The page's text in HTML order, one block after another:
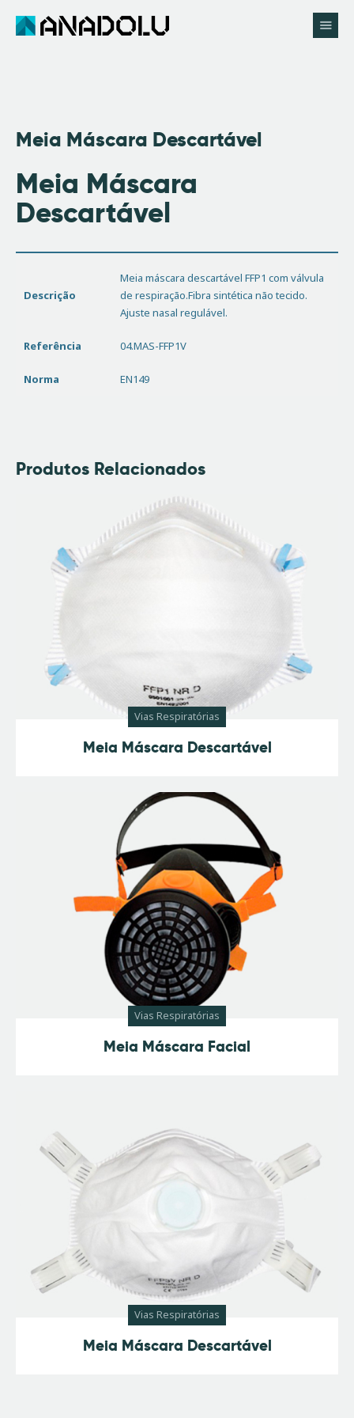
Anadolu
Catálogo
Pedir Proposta
Utilidades
Contactos
Meia Máscara Descartável
Meia Máscara
Descartável
Descrição
Meia máscara descartável FFP1 com válvula
de respiração.Fibra sintética não tecido.
Ajuste nasal regulável.
Referência 04.MAS-FFP1V
Norma EN149
Produtos Relacionados
Vias Respiratórias
Meia Máscara Descartável
Vias Respiratórias
Meia Máscara Facial
Vias Respiratórias
Meia Máscara Descartável